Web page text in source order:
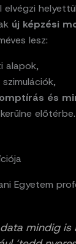
elvégzi
új képzési
lesz:
alapok,
és
előtérbe.
Egyetem
mindig is